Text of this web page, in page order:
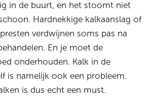
in de buurt, en het stoomt niet
Hardnekkige kalkaanslag of
verdwijnen soms pas na
En je moet de
onderhouden. Kalk in de
is namelijk ook een probleem.
is dus echt een must.